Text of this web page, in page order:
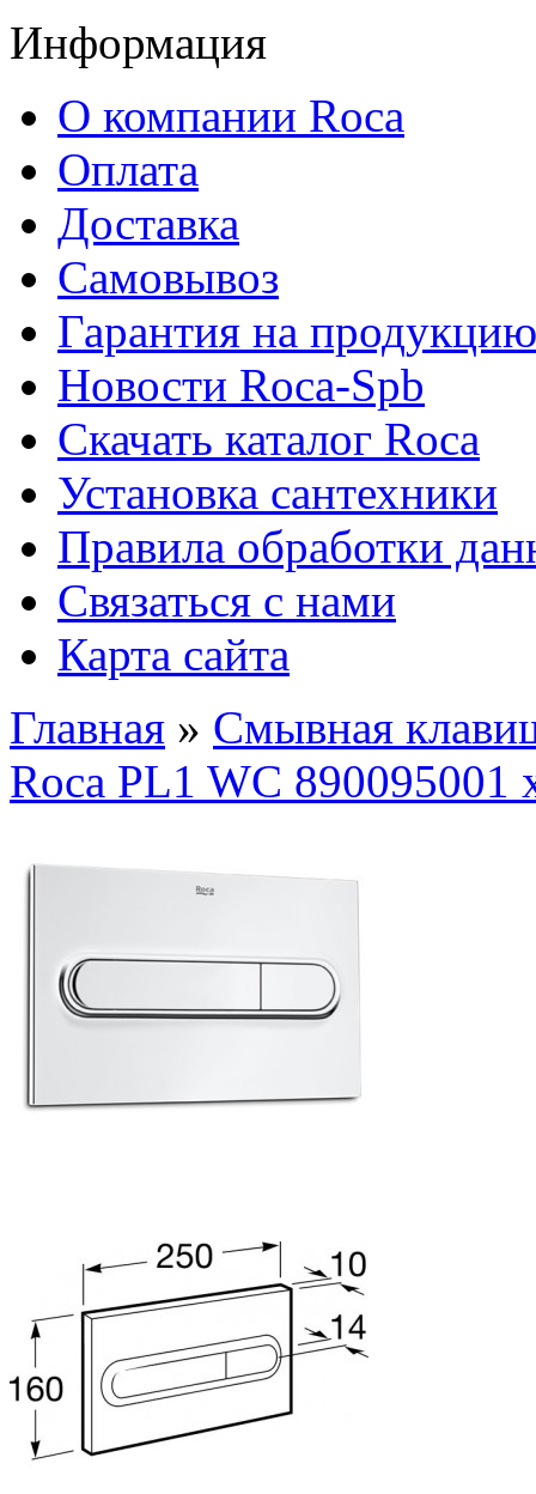
Информация
О компании Roca
Оплата
Доставка
Самовывоз
Гарантия на продукцию
Новости Roca-Spb
Скачать каталог Roca
Установка сантехники
Правила обработки
Связаться с нами
Карта сайта
Главная » Смывная
Roca PL1 WC 890095001